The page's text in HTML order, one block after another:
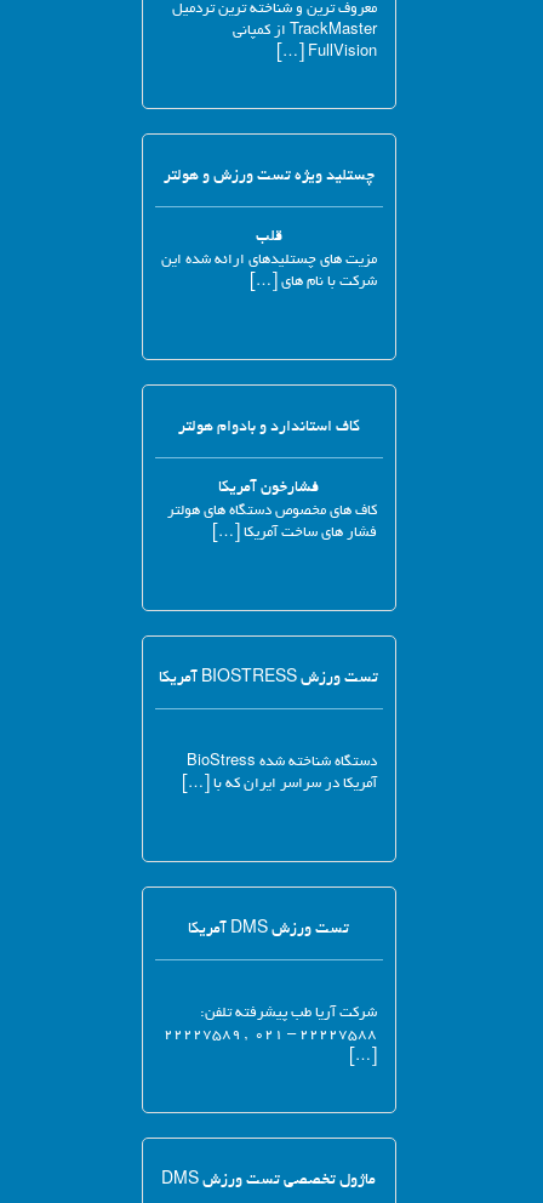
معروف ترین و شناخته ترین تردمیل
TrackMaster از کمپانی
FullVision […]
چستلید ویژه تست ورزش و هولتر
قلب
مزیت های چستلیدهای ارائه شده این
شرکت با نام های […]
کاف استاندارد و بادوام هولتر
فشارخون آمریکا
کاف های مخصوص دستگاه های هولتر
فشار های ساخت آمریکا […]
تست ورزش BIOSTRESS آمریکا
دستگاه شناخته شده BioStress
آمریکا در سراسر ایران که با […]
تست ورزش DMS آمریکا
شرکت آریا طب پیشرفته تلفن:
۲۲۲۲۷۵۸۸ – ۰۲۱ , ۲۲۲۲۷۵۸۹
[…]
ماژول تخصصی تست ورزش DMS